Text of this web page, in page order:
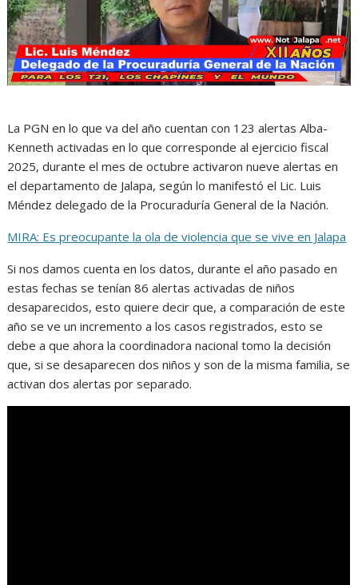
La PGN en lo que va del año cuentan con 123 alertas Alba-
Kenneth activadas en lo que corresponde al ejercicio fiscal
2025, durante el mes de octubre activaron nueve alertas en
el departamento de Jalapa, según lo manifestó el Lic. Luis
Méndez delegado de la Procuraduría General de la Nación.
MIRA: Es preocupante la ola de violencia que se vive en Jalapa
Si nos damos cuenta en los datos, durante el año pasado en
estas fechas se tenían 86 alertas activadas de niños
desaparecidos, esto quiere decir que, a comparación de este
año se ve un incremento a los casos registrados, esto se
debe a que ahora la coordinadora nacional tomo la decisión
que, si se desaparecen dos niños y son de la misma familia, se
activan dos alertas por separado.